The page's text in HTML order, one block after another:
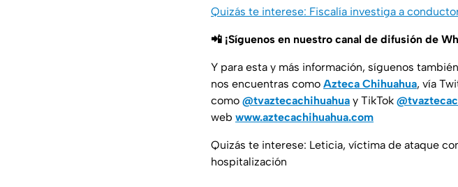
Quizás te interese: Fiscalía investiga a
📲 ¡Síguenos en nuestro canal de difusión de
Y para esta y más información, síguenos
nos encuentras como Azteca Chihuahua, vía
como @tvaztecachihuahua y TikTok
web www.aztecachihuahua.com
Quizás te interese: Leticia, víctima de ataque
hospitalización